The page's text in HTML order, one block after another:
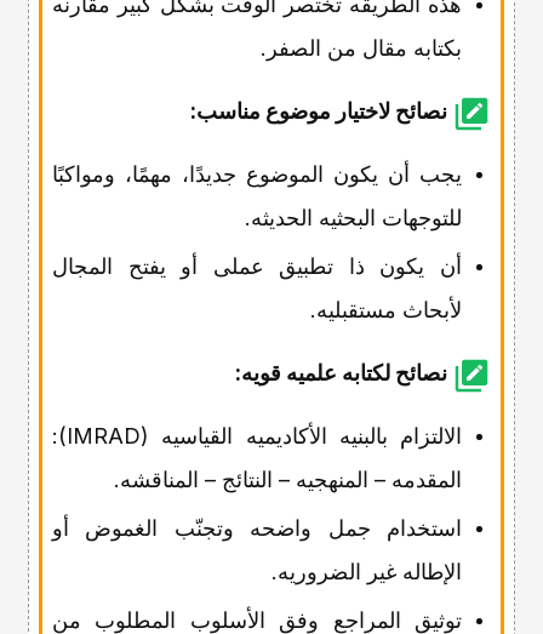
بکتابه مقال من الصفر.
نصائح لاختیار موضوع مناسب:
یجب أن یکون الموضوع جدیدًا، مهمًا، ومواکبًا
للتوجهات البحثیه الحدیثه.
أن یکون ذا تطبیق عملی أو یفتح المجال
لأبحاث مستقبلیه.
نصائح لکتابه علمیه قویه:
الالتزام بالبنیه الأکادیمیه القیاسیه (IMRAD):
المقدمه – المنهجیه – النتائج – المناقشه.
استخدام جمل واضحه وتجنّب الغموض أو
الإطاله غیر الضروریه.
توثیق المراجع وفق الأسلوب المطلوب من